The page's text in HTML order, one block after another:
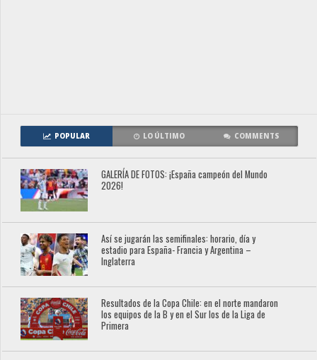
POPULAR LO ÚLTIMO COMMENTS
GALERÍA DE FOTOS: ¡España campeón del Mundo
2026!
Así se jugarán las semifinales: horario, día y
estadio para España- Francia y Argentina –
Inglaterra
Resultados de la Copa Chile: en el norte mandaron
los equipos de la B y en el Sur los de la Liga de
Primera